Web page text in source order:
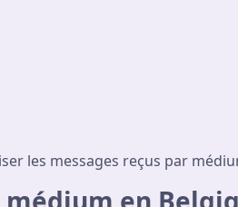
les messages reçus par